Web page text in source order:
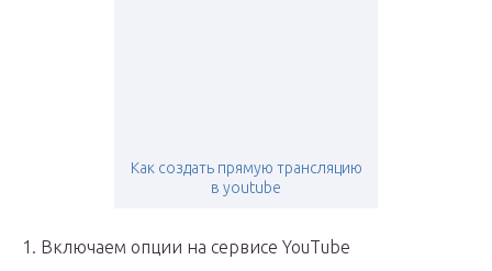
Как создать прямую трансляцию
в youtube
1. Включаем опции на сервисе YouTube